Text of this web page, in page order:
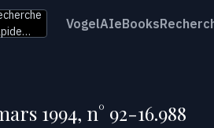
VogelAIeBooks
1994, n° 92-16.988